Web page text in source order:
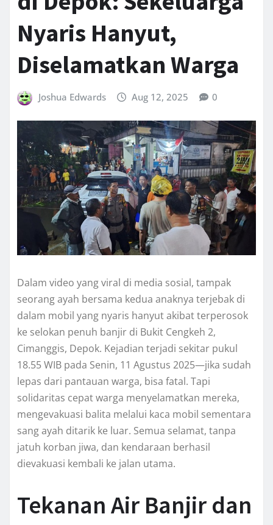
Nyaris Hanyut,
Diselamatkan Warga
Joshua Edwards Aug 12, 2025 0
Dalam video yang viral di media sosial, tampak
seorang ayah bersama kedua anaknya terjebak di
dalam mobil yang nyaris hanyut akibat terperosok
ke selokan penuh banjir di Bukit Cengkeh 2,
Cimanggis, Depok. Kejadian terjadi sekitar pukul
18.55 WIB pada Senin, 11 Agustus 2025—jika sudah
lepas dari pantauan warga, bisa fatal. Tapi
solidaritas cepat warga menyelamatkan mereka,
mengevakuasi balita melalui kaca mobil sementara
sang ayah ditarik ke luar. Semua selamat, tanpa
jatuh korban jiwa, dan kendaraan berhasil
dievakuasi kembali ke jalan utama.
Tekanan Air Banjir dan